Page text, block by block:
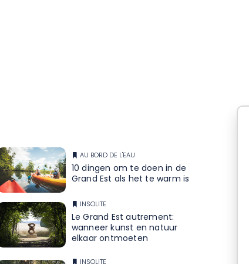
AU BORD DE L'EAU
10 dingen om te doen in de
Grand Est als het te warm is
INSOLITE
Le Grand Est autrement:
wanneer kunst en natuur
elkaar ontmoeten